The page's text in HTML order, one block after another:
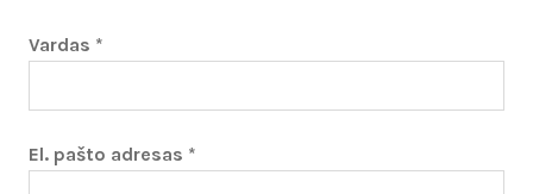
Vardas *
El. pašto adresas *